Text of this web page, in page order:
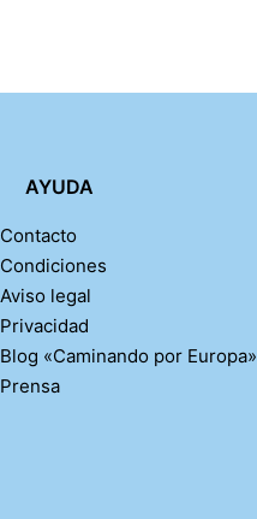
AYUDA
Contacto
Condiciones
Aviso legal
Privacidad
Blog «Caminando por Europa»
Prensa